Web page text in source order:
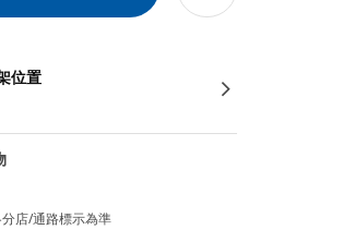
位置
店/通路標示為準